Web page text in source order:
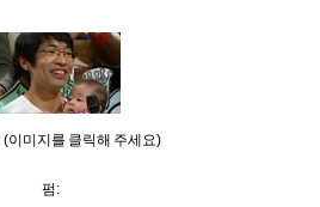
(이미지를 클릭해 주세요)
펌: